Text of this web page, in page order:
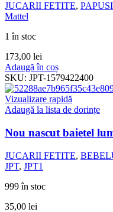
JUCARII FETITE, PAPUSI
Mattel
1 în stoc
173,00 lei
Adaugă în coș
SKU: JPT-1579422400
Vizualizare rapidă
Adaugă la lista de dorințe
Nou nascut baietel
JUCARII FETITE,
JPT, JPT1
999 în stoc
35,00 lei